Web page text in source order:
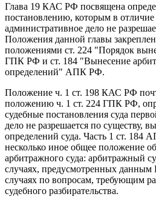
Глава 19 КАС РФ посвящена
постановлению, которым в отличие
административное дело не
Положения данной главы
положениями ст. 224 "Порядок
ГПК РФ и ст. 184 "Вынесение
определений" АПК РФ.
Положение ч. 1 ст. 198 КАС РФ
положению ч. 1 ст. 224 ГПК РФ,
судебные постановления суда
дело не разрешается по существу,
определений суда. Часть 1 ст. 184
несколько иное общее положение
арбитражного суда: арбитражный
случаях, предусмотренных данным
случаях по вопросам, требующим
судебного разбирательства.